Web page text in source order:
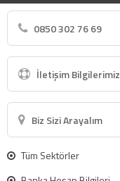
0850 302 76 69
İletişim Bilgilerimiz
Biz Sizi Arayalım
Tüm Sektörler